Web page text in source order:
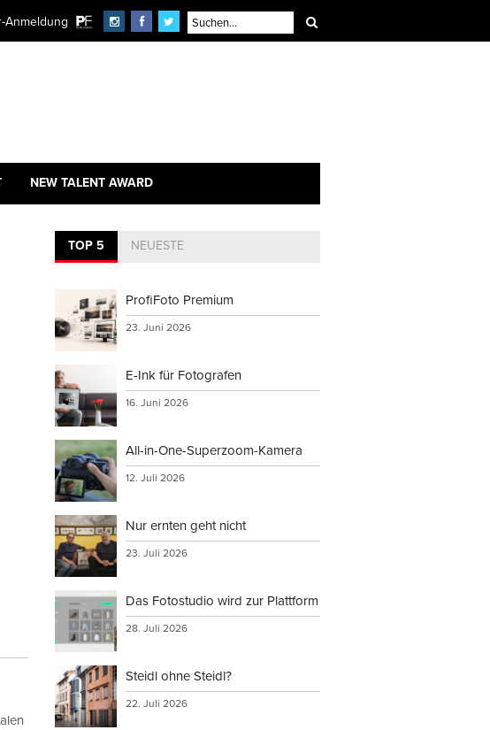
Anmeldung
NEW TALENT AWARD
TOP 5 NEUESTE
ProfiFoto Premium
23. Juni 2026
E-Ink für Fotografen
16. Juni 2026
All-in-One-Superzoom-Kamera
12. Juli 2026
Nur ernten geht nicht
23. Juli 2026
Das Fotostudio wird zur Plattform
28. Juli 2026
Steidl ohne Steidl?
22. Juli 2026